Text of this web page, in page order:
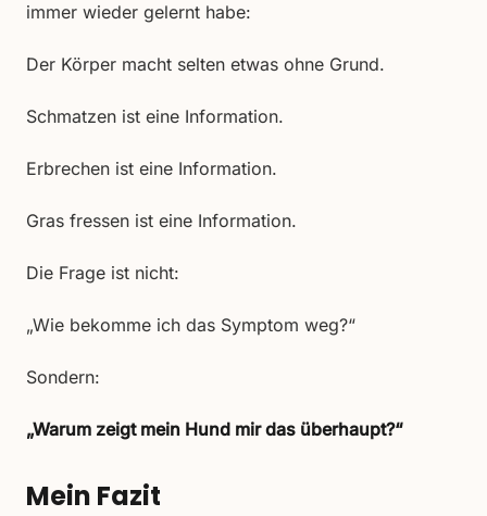
immer wieder gelernt habe:
Der Körper macht selten etwas ohne Grund.
Schmatzen ist eine Information.
Erbrechen ist eine Information.
Gras fressen ist eine Information.
Die Frage ist nicht:
„Wie bekomme ich das Symptom weg?“
Sondern:
„Warum zeigt mein Hund mir das überhaupt?“
Mein Fazit